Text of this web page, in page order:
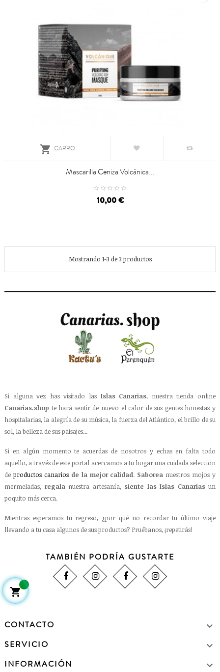
 CARRO
Mascarilla Ceniza Volcánica...
10,00 €
Mostrando 1-3 de 3 productos
Si alguna vez has visitado las Islas Canarias, nuestra tienda online
Canarias.shop te hará sentir de nuevo el calor de sus gentes honestas y
hospitalarias, la alegría de su música, la fuerza del Atlántico, el brillo de su
sol, la belleza de sus paisajes...
Si en algún momento te acuerdas de nosotros y echas en falta todo
aquello, a través de este portal acercamos a tu hogar una cuidada selección
de productos canariosde la mejor calidad. Saborea nuestros mojos y
mermeladas, regalanuestra artesanía, siente las Islas Canariasun
poquito más cerca.
Mientras esperamos tu regreso, ¿por qué no recordar tu último viaje
llevando a tu casa algunos de sus productos? Pruébanos, ¡repetirás!
TAMBIÉN PODRÍA GUSTARTE
CONTACTO 
SERVICIO 
INFORMACIÓN 
